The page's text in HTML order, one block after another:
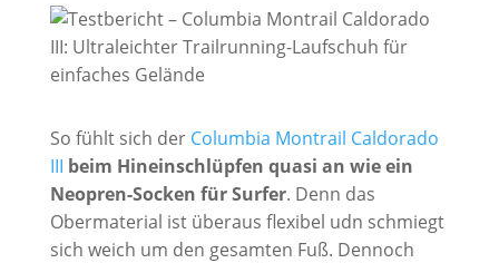
So fühlt sich derColumbia Montrail Caldorado
III beim Hineinschlüpfen quasi an wie ein
Neopren-Socken für Surfer. Denn das
Obermaterial ist überaus flexibel udn schmiegt
sich weich um den gesamten Fuß. Dennoch